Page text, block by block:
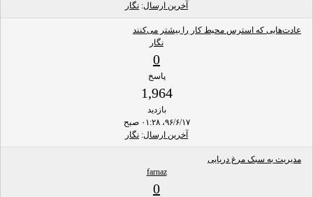
آخرین ارسال: نگار
عادت‌هایی که استرس محیط کار را بیشتر می‌کنند
نگار
0
پاسخ
1,964
بازدید
۹۶/۶/۱۷، ۰۱:۲۸ صبح
آخرین ارسال: نگار
مدیریت به سبک مرغ دریایی
farnaz
0